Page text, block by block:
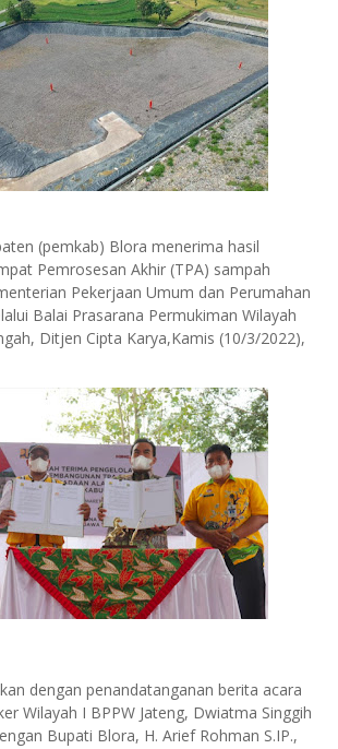
(pemkab) Blora menerima hasil
Pemrosesan Akhir (TPA) sampah
Pekerjaan Umum dan Perumahan
Balai Prasarana Permukiman Wilayah
Ditjen Cipta Karya,Kamis (10/3/2022),
dengan penandatanganan berita acara
Wilayah I BPPW Jateng, Dwiatma Singgih
Bupati Blora, H. Arief Rohman S.IP.,